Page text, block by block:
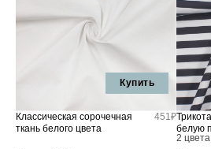
Купить
Классическая сорочечная
ткань белого цвета
451₽
белую
2 цвета